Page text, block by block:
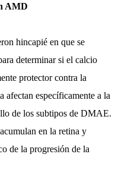
AMD
hincapié en que se
determinar si el calcio
protector contra la
específicamente a la
de los subtipos de DMAE.
en la retina y
de la progresión de la